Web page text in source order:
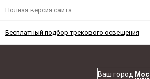
Полная версия сайта
Бесплатный подбор трекового освещения
Ваш город